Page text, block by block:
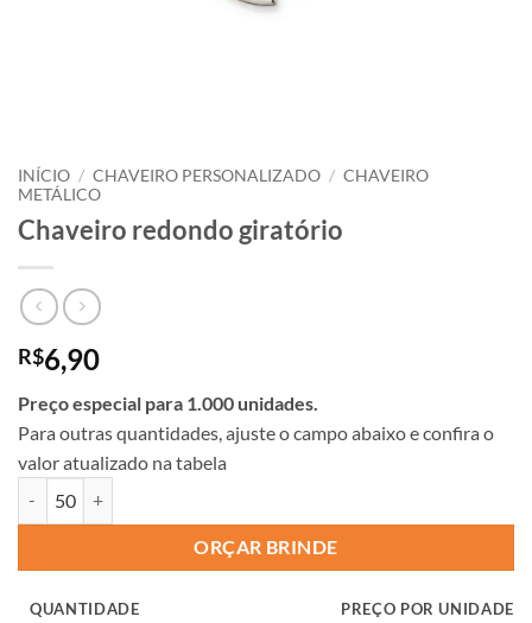
INÍCIO / CHAVEIRO PERSONALIZADO / CHAVEIRO
METÁLICO
Chaveiro redondo giratório
R$6,90
Preço especial para 1.000 unidades.
Para outras quantidades, ajuste o campo abaixo e confira o
valor atualizado na tabela
ORÇAR BRINDE
QUANTIDADE PREÇO POR UNIDADE